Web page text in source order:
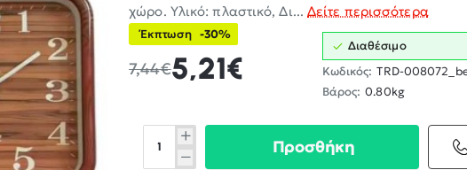
χώρο. Υλικό: πλαστικό, Δι...Δείτε περισσότερα
Έκπτωση -30%
5,21€
7,44€
Διαθέσιμο
Κωδικός: TRD-
Βάρος: 0.80kg
Προσθήκη